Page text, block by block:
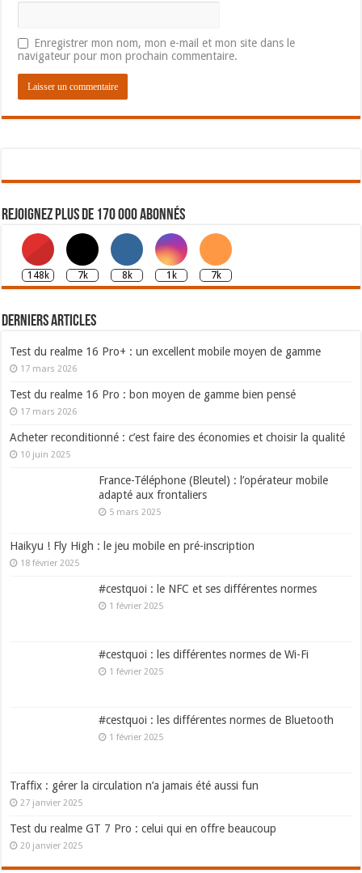
Enregistrer mon nom, mon e-mail et mon site dans le
navigateur pour mon prochain commentaire.
Rejoignez plus de 170 000 abonnés
148k 7k 8k 1k 7k
Derniers articles
Test du realme 16 Pro+ : un excellent mobile moyen de gamme
17 mars 2026
Test du realme 16 Pro : bon moyen de gamme bien pensé
17 mars 2026
Acheter reconditionné : c’est faire des économies et choisir la qualité
10 juin 2025
France-Téléphone (Bleutel) : l’opérateur mobile
adapté aux frontaliers
5 mars 2025
Haikyu ! Fly High : le jeu mobile en pré-inscription
18 février 2025
#cestquoi : le NFC et ses différentes normes
1 février 2025
#cestquoi : les différentes normes de Wi-Fi
1 février 2025
#cestquoi : les différentes normes de Bluetooth
1 février 2025
Traffix : gérer la circulation n’a jamais été aussi fun
27 janvier 2025
Test du realme GT 7 Pro : celui qui en offre beaucoup
20 janvier 2025